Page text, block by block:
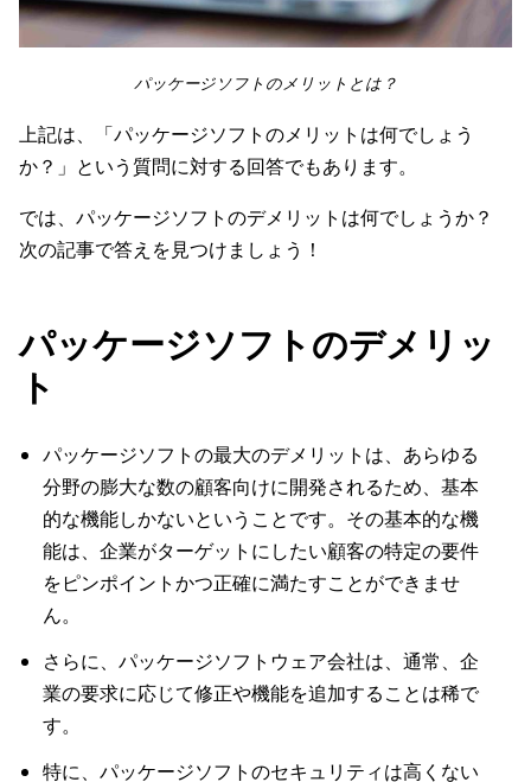
パッケージソフトのメリットとは？
上記は、「パッケージソフトのメリットは何でしょう
か？」という質問に対する回答でもあります。
では、パッケージソフトのデメリットは何でしょうか？
次の記事で答えを見つけましょう！
パッケージソフトのデメリッ
ト
パッケージソフトの最大のデメリットは、あらゆる
分野の膨大な数の顧客向けに開発されるため、基本
的な機能しかないということです。その基本的な機
能は、企業がターゲットにしたい顧客の特定の要件
をピンポイントかつ正確に満たすことができませ
ん。
さらに、パッケージソフトウェア会社は、通常、企
業の要求に応じて修正や機能を追加することは稀で
す。
特に、パッケージソフトのセキュリティは高くない